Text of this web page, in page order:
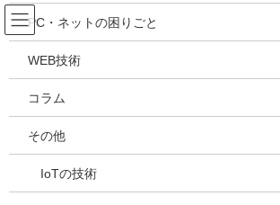
コ
ン
テ
ツ
ス
ッ
ナ
ビ
ゲ
シ
ン
移
吉川万能ＩＴ研究所
メディア
HOME
2021年4月30日
PC・ネットの困りごと
WEB技術
コラム
その他
IoTの技術